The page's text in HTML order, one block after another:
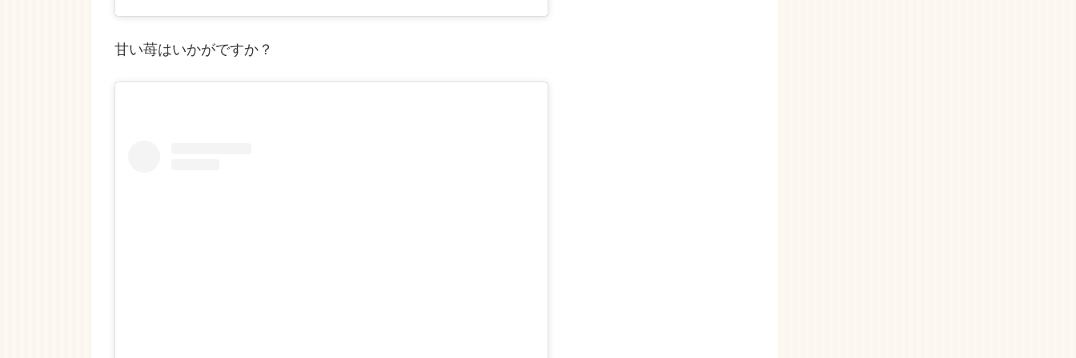
甘い苺はいかがですか？